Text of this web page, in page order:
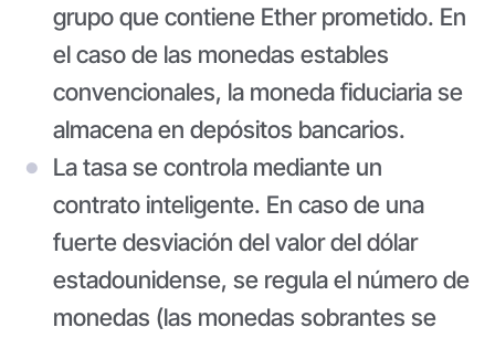
grupo que contiene Ether prometido. En
el caso de las monedas estables
convencionales, la moneda fiduciaria se
almacena en depósitos bancarios.
La tasa se controla mediante un
contrato inteligente. En caso de una
fuerte desviación del valor del dólar
estadounidense, se regula el número de
monedas (las monedas sobrantes se